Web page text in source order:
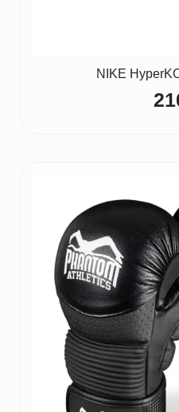
NIKE